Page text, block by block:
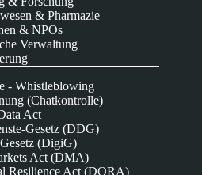
& Pharmazie
& NPOs
Verwaltung
- Whistleblowing
(Chatkontrolle)
Act
Gesetz (DDG)
(DigiG)
Act (DMA)
Resilience Act (DORA)